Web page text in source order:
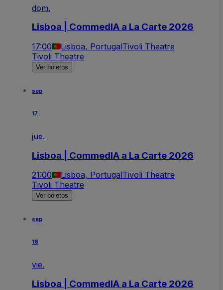
dom.
Lisboa | CommedIA a La Carte 2026
17:00 Lisboa, PortugalTivoli Theatre
Tivoli Theatre
Ver boletos
sep
17
jue.
Lisboa | CommedIA a La Carte 2026
21:00 Lisboa, PortugalTivoli Theatre
Tivoli Theatre
Ver boletos
sep
18
vie.
Lisboa | CommedIA a La Carte 2026